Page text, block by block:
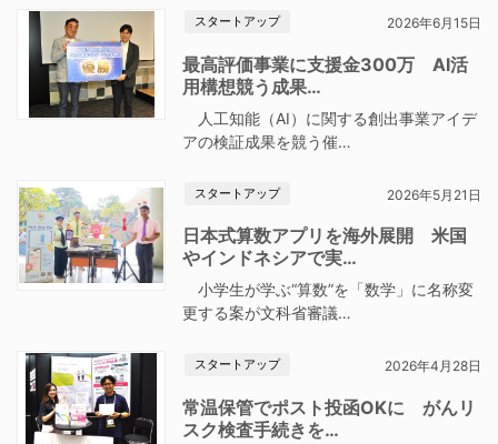
スタートアップ 2026年6月15日
最高評価事業に支援金300万 AI活
用構想競う成果…
人工知能（AI）に関する創出事業アイデ
アの検証成果を競う催…
スタートアップ 2026年5月21日
日本式算数アプリを海外展開 米国
やインドネシアで実…
小学生が学ぶ“算数”を「数学」に名称変
更する案が文科省審議…
スタートアップ 2026年4月28日
常温保管でポスト投函OKに がんリ
スク検査手続きを…